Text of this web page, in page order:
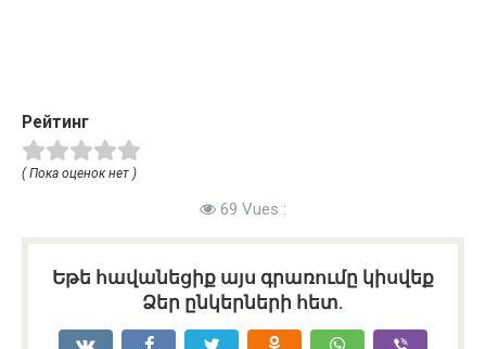
Рейтинг
( Пока оценок нет )
69 Vues :
Եթե հավանեցիք այս գրառումը կիսվեք
Ձեր ընկերների հետ.